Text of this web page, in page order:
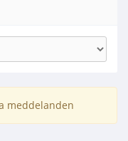
meddelanden